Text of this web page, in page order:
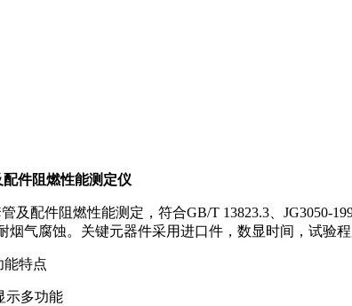
件阻燃性能测定仪
及配件阻燃性能测定，符合GB/T 13823.3、
气腐蚀。关键元器件采用进口件，数显时间，试验
能特点
示多功能